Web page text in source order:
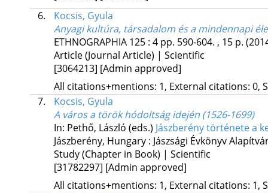
6.
Kocsis, Gyula
Anyagi kultúra, társadalom és a mindennapi
ETHNOGRAPHIA 125: 4 pp. 590-604. , 15 p.
Article (Journal Article) | Scientific
[3064213] [Admin approved]
All citations+mentions: 1, External citations: 0,
7.
Kocsis, Gyula
A város a török hódoltság idején (1526-1699)
In: Pethő, László (eds.) Jászberény története a
Jászberény, Hungary : Jászsági Évkönyv
Study (Chapter in Book) | Scientific
[31782297] [Admin approved]
All citations+mentions: 1, External citations: 1,